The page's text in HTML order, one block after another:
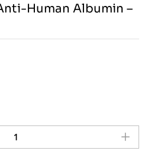
Human Albumin –